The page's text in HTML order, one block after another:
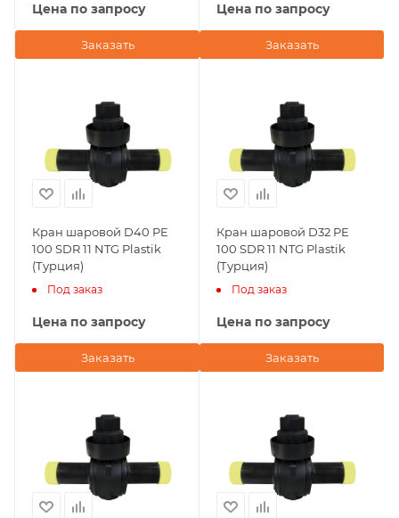
Цена по запросу
Заказать
Цена по запросу
Заказать
Кран шаровой D40 PE
100 SDR 11 NTG Plastik
(Турция)
Под заказ
Цена по запросу
Заказать
Кран шаровой D32 PE
100 SDR 11 NTG Plastik
(Турция)
Под заказ
Цена по запросу
Заказать